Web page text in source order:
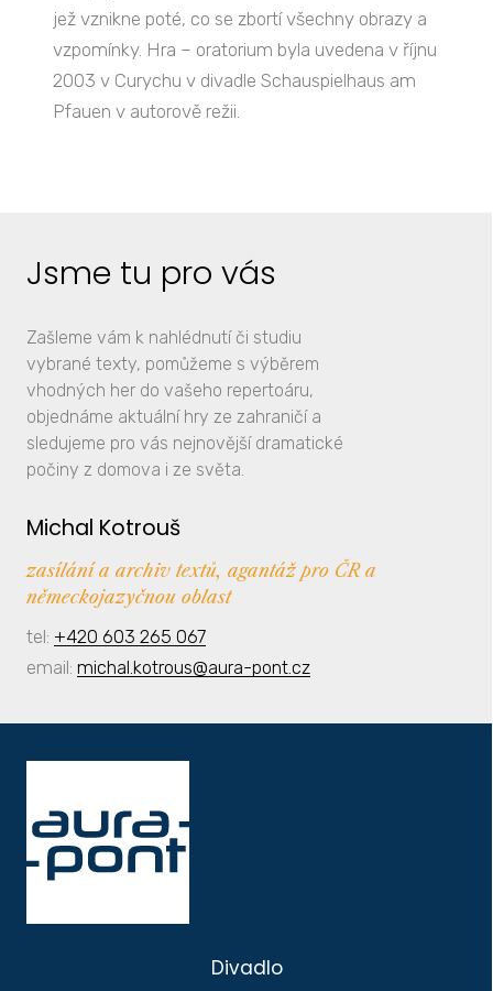
jež vznikne poté, co se zbortí všechny obrazy a
vzpomínky. Hra – oratorium byla uvedena v říjnu
2003 v Curychu v divadle Schauspielhaus am
Pfauen v autorově režii.
Jsme tu pro vás
Zašleme vám k nahlédnutí či studiu
vybrané texty, pomůžeme s výběrem
vhodných her do vašeho repertoáru,
objednáme aktuální hry ze zahraničí a
sledujeme pro vás nejnovější dramatické
počiny z domova i ze světa.
Michal Kotrouš
zasílání a archiv textů, agantáž pro ČR a
německojazyčnou oblast
tel: +420 603 265 067
email: michal.kotrous@aura-pont.cz
Divadlo